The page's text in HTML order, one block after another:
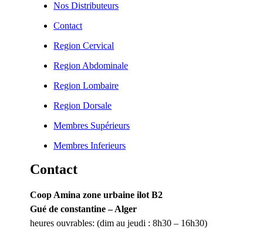
Nos Distributeurs
Contact
Region Cervical
Region Abdominale
Region Lombaire
Region Dorsale
Membres Supérieurs
Membres Inferieurs
Contact
Coop Amina zone urbaine ilot B2
Gué de constantine – Alger
heures ouvrables: (dim au jeudi : 8h30 – 16h30)